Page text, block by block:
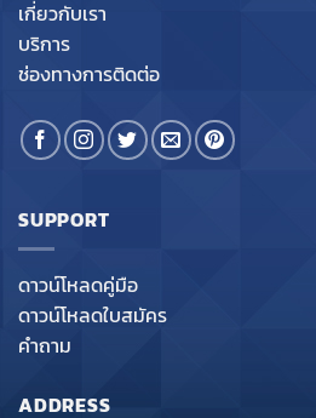
เกี่ยวกับเรา
บริการ
ช่องทางการติดต่อ
SUPPORT
ดาวน์โหลดคู่มือ
ดาวน์โหลดใบสมัคร
คำถาม
ADDRESS